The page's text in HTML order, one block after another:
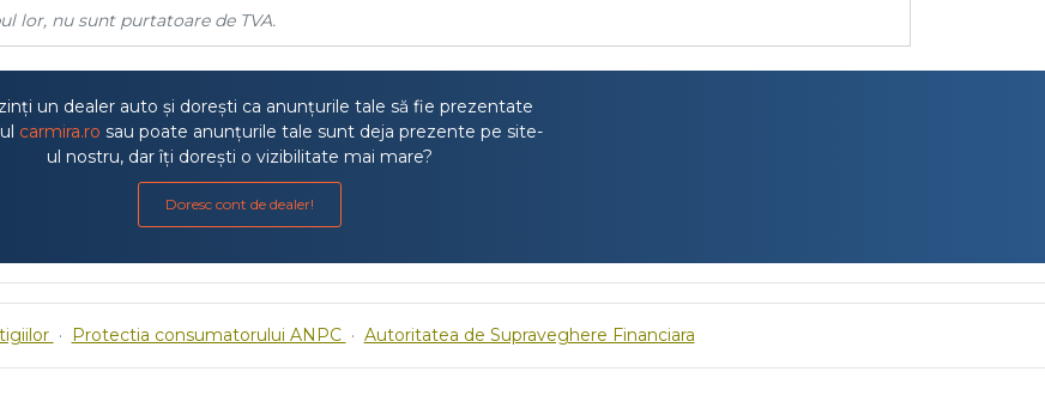
lor, nu sunt purtatoare de TVA.
un dealer auto și dorești ca anunțurile tale să fie prezentate
carmira.ro sau poate anunțurile tale sunt deja prezente pe site-
ul nostru, dar îți dorești o vizibilitate mai mare?
Doresc cont de dealer!
· Protectia consumatorului ANPC · Autoritatea de Supraveghere Financiara